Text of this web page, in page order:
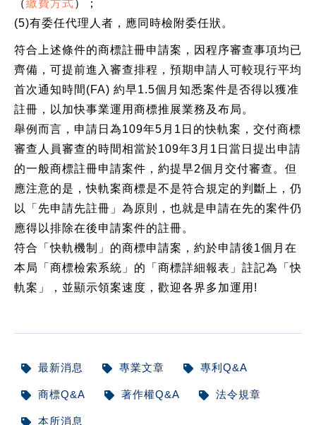
（繳費方式）；
(5)有委任代理人者，應同時檢附委任狀。
符合上述條件的商標註冊申請案，因程序審查事項均已
齊備，可提前進入審查排程，預期申請人可較現行平均
首次通知時間(FA) 約早1.5個月知悉案件是否得以獲准
註冊，以加快事業運用商標推展業務及布局。
舉例而言，申請日為109年5月1日的快軌案，交付商標
審查人員審查的時間相當於109年3月1日當日提出申請
的一般商標註冊申請案件，約提早2個月交付審查。但
應注意的是，快軌案商標是不是符合規定的判斷上，仍
以「先申請先註冊」為原則，也就是申請在先的案件仍
應得以排除在後申請案件的註冊。
符合「快軌機制」的商標申請案，約於申請後1個月在
本局「商標檢索系統」的「商標詳細報表」註記為「快
軌案」，並顯示領案速度，歡迎各界多加運用!
最新消息 專業文章 專利Q&A
商標Q&A 著作權Q&A 法令規章
本所消息